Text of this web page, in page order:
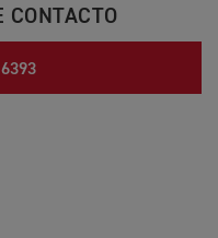
CONTACTO